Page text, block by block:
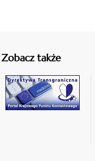
Zobacz także
czytaj